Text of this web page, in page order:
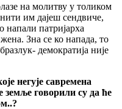
на молитву у толиком
им дајеш сендвиче,
напали патријарха
Зна се ко напада, то
демократија није
негује савремена
земље говорили су да ће